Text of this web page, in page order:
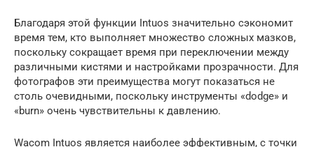
Благодаря этой функции Intuos значительно сэкономит
время тем, кто выполняет множество сложных мазков,
поскольку сокращает время при переключении между
различными кистями и настройками прозрачности. Для
фотографов эти преимущества могут показаться не
столь очевидными, поскольку инструменты «dodge» и
«burn» очень чувствительны к давлению.
Wacom Intuos является наиболее эффективным, с точки